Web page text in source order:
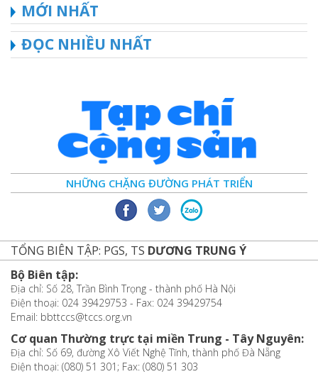
MỚI NHẤT
ĐỌC NHIỀU NHẤT
NHỮNG CHẶNG ĐƯỜNG PHÁT TRIỂN
TỔNG BIÊN TẬP: PGS, TS DƯƠNG TRUNG Ý
Bộ Biên tập:
Địa chỉ: Số 28, Trần Bình Trọng - thành phố Hà Nội
Điện thoại: 024 39429753 - Fax: 024 39429754
Email: bbttccs@tccs.org.vn
Cơ quan Thường trực tại miền Trung - Tây Nguyên:
Địa chỉ: Số 69, đường Xô Viết Nghệ Tĩnh, thành phố Đà Nẵng
Điện thoại: (080) 51 301; Fax: (080) 51 303